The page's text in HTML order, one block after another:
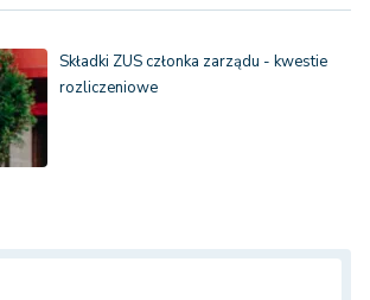
Składki ZUS członka zarządu - kwestie
rozliczeniowe